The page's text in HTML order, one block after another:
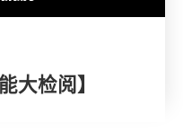
大检阅】